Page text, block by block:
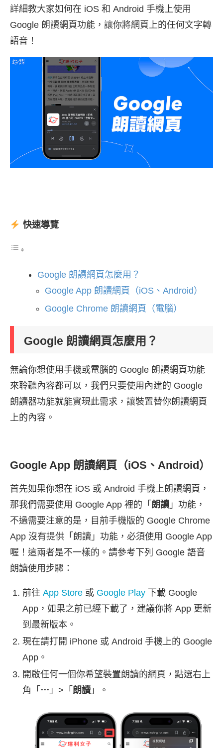
詳細教大家如何在 iOS 和 Android 手機上使用
Google 朗讀網頁功能，讓你將網頁上的任何文字轉
語音！
快速導覽
Google 朗讀網頁怎麼用？
Google App 朗讀網頁（iOS、Android）
Google Chrome 朗讀網頁（電腦）
Google 朗讀網頁怎麼用？
無論你想使用手機或電腦的 Google 朗讀網頁功能
來聆聽內容都可以，我們只要使用內建的 Google
朗讀器功能就能實現此需求，讓裝置替你朗讀網頁
上的內容。
Google App 朗讀網頁（iOS、Android）
首先如果你想在 iOS 或 Android 手機上朗讀網頁，
那我們需要使用 Google App 裡的「 朗讀 」功能，
不過需要注意的是，目前手機版的 Google Chrome
App 沒有提供「朗讀」功能，必須使用 Google App
喔！這兩者是不一樣的。請參考下列 Google 語音
朗讀使用步驟：
前往 App Store 或 Google Play 下載 Google
App，如果之前已經下載了，建議你將 App 更新
到最新版本。
現在請打開 iPhone 或 Android 手機上的 Google
App。
開啟任何一個你希望裝置朗讀的網頁，點選右上
角「 ⋯ 」>「 朗讀 」。